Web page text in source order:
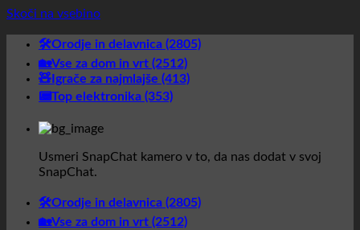
Skoči na vsebino
🛠️Orodje in delavnica (2805)
🏡Vse za dom in vrt (2512)
🧸Igrače za najmlajše (413)
📟Top elektronika (353)
Usmeri SnapChat kamero v to, da nas dodat v svoj
SnapChat.
🛠️Orodje in delavnica (2805)
🏡Vse za dom in vrt (2512)